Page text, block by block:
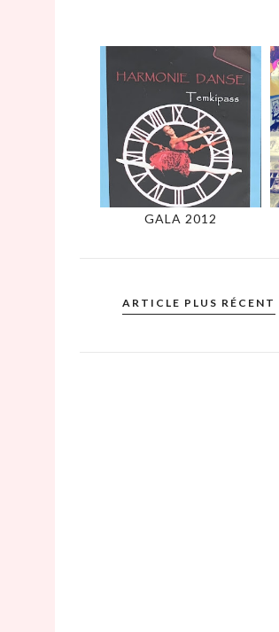
GALA 2012
ARTICLE PLUS RÉCENT